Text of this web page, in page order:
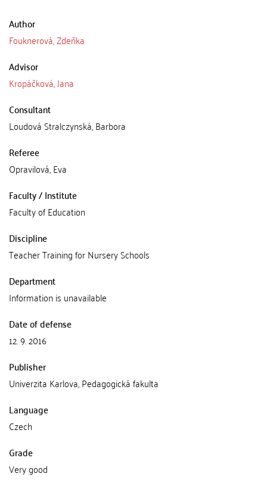
Author
Fouknerová, Zdeňka
Advisor
Kropáčková, Jana
Consultant
Loudová Stralczynská, Barbora
Referee
Opravilová, Eva
Faculty / Institute
Faculty of Education
Discipline
Teacher Training for Nursery Schools
Department
Information is unavailable
Date of defense
12. 9. 2016
Publisher
Univerzita Karlova, Pedagogická fakulta
Language
Czech
Grade
Very good